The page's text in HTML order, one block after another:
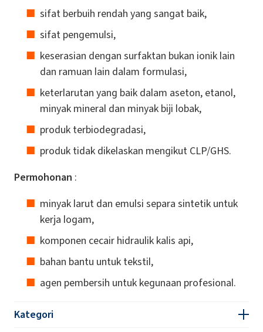
sifat berbuih rendah yang sangat baik,
sifat pengemulsi,
keserasian dengan surfaktan bukan ionik lain
dan ramuan lain dalam formulasi,
keterlarutan yang baik dalam aseton, etanol,
minyak mineral dan minyak biji lobak,
produk terbiodegradasi,
produk tidak dikelaskan mengikut CLP/GHS.
Permohonan :
minyak larut dan emulsi separa sintetik untuk
kerja logam,
komponen cecair hidraulik kalis api,
bahan bantu untuk tekstil,
agen pembersih untuk kegunaan profesional.
Kategori